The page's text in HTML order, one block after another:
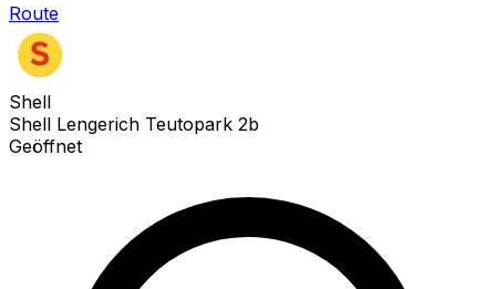
Route
Shell
Shell Lengerich Teutopark 2b
Geöffnet